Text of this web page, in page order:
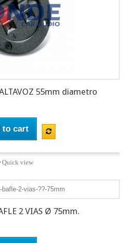
ALTAVOZ 55mm diametro
to cart
Quick view
2 VIAS Ø 75mm.